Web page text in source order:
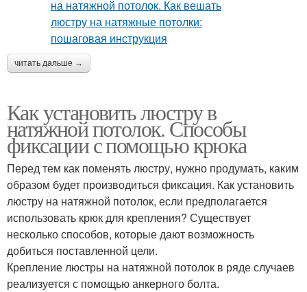
читать дальше →
Как установить люстру в
натяжной потолок. Способы
фиксации с помощью крюка
Перед тем как поменять люстру, нужно продумать, каким
образом будет производиться фиксация. Как установить
люстру на натяжной потолок, если предполагается
использовать крюк для крепления? Существует
несколько способов, которые дают возможность
добиться поставленной цели.
Крепление люстры на натяжной потолок в ряде случаев
реализуется с помощью анкерного болта.